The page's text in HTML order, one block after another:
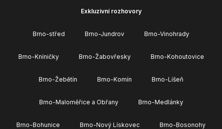
Exkluzivní rozhovory
Brno-střed Brno-Jundrov Brno-Vinohrady
Brno-Kníničky Brno-Žabovřesky Brno-Kohoutovice
Brno-Žebětín Brno-Komín Brno-Líšeň
Brno-Maloměřice a Obřany Brno-Medlánky
Brno-Bohunice Brno-Nový Lískovec Brno-Bosonohy